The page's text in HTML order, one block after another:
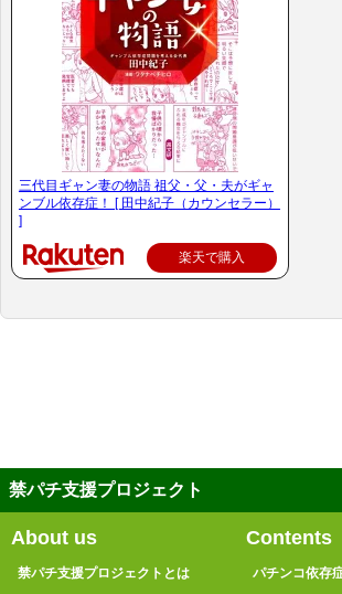
三代目ギャン妻の物語 祖父・父・夫がギャ
ンブル依存症！ [ 田中紀子（カウンセラー）
]
楽天で購入
禁パチ支援プロジェクト
About us
禁パチ支援プロジェクトとは
Contents
パチンコ依存